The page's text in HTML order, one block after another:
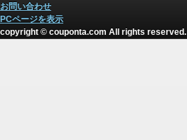
お問い合わせ
PCページを表示
copyright © couponta.com All rights reserved.